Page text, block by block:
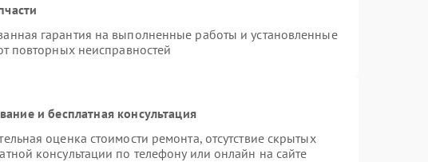
гарантия на выполненные работы и установленные
повторных неисправностей
и бесплатная консультация
оценка стоимости ремонта, отсутствие скрытых
консультации по телефону или онлайн на сайте